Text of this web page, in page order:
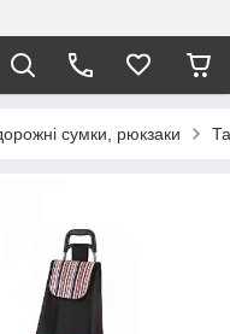
сумки, рюкзаки